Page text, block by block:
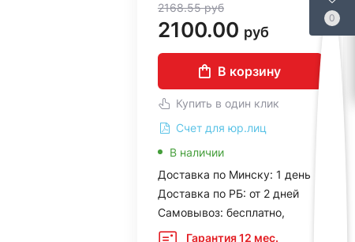
0
2168.55руб
2100.00 руб
В корзину
Купить в один клик
Счет для юр.лиц
В наличии
Доставка по Минску: 1 день
Доставка по РБ: от 2 дней
Самовывоз: бесплатно,
Гарантия 12 мес.